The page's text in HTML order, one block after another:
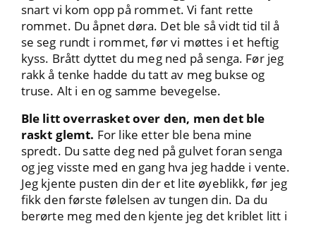
snart vi kom opp på rommet. Vi fant rette
rommet. Du åpnet døra. Det ble så vidt tid til å
se seg rundt i rommet, før vi møttes i et heftig
kyss. Brått dyttet du meg ned på senga. Før jeg
rakk å tenke hadde du tatt av meg bukse og
truse. Alt i en og samme bevegelse.
Ble litt overrasket over den, men det ble
raskt glemt. For like etter ble bena mine
spredt. Du satte deg ned på gulvet foran senga
og jeg visste med en gang hva jeg hadde i vente.
Jeg kjente pusten din der et lite øyeblikk, før jeg
fikk den første følelsen av tungen din. Da du
berørte meg med den kjente jeg det kriblet litt i